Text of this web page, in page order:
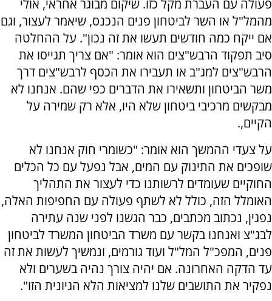
פעולה עם העברת מקל כזו. שיקום מבוגר אחראי, אולי
מהמל"ל או השר לביטחון פנים הנכנס, שיאמר לעצור, וגם
אם ייקח כמה חודשים תעשו את זה נכון". על ההחלטה
סיב תפקוד הרבש"צים הוא אומר: "אם צריך תגייסו את
הרבש"צים למג"ב או תעבירו את הכסף לרבש"צים דרך
משר הביטחון ותשאירו את הדברים כפי שהם. אנחנו לא
מבקשים מרכיבי ביטחון שלא היו, אלא רק שמירה על
הקיים,.
על צעדי ההמשך הוא אומר: "כשומרי חוק אנחנו לא
שופכים את התינוק עם המים, אבל נפעל עם כל הכלים
החוקיים שעומדים לרשותנו כדי לעצור את התהליך
האומלל הזה, כולל לא לשתף פעולה עם החפיפות האלה,
נפגין, נכתוב מכתבים, כבר הגשנו לפני שנה עתירה
לבג"צ ואנחנו בקשר עם משרד הביטחון המשרד לביטחון
פנים, המפכ"ל המל"ל ועוד גורמים, ונמשיך לעשות את זה
עד הדקה האחרונה. אם יהיה צורך נהיה בשערים ולא
נפקיר את התושבים שלנו למציאות הלא הגיונית הזו".